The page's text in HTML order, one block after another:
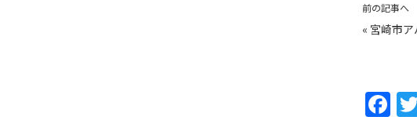
前の記事へ
« 宮崎市
F